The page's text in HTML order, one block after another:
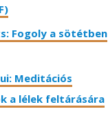
Fogoly a sötétben
Meditációs
a lélek feltárására